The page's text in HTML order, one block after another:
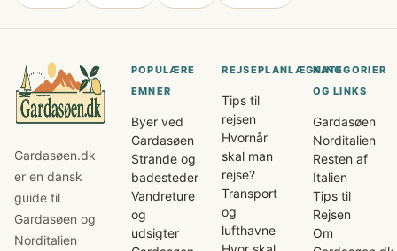
Gardasøen.dk
er en dansk
guide til
Gardasøen og
Norditalien
POPULÆRE
EMNER
Byer ved
Gardasøen
Strande og
badesteder
Vandreture
og
udsigter
REJSEPLANLÆGNING
Tips til
rejsen
Hvornår
skal man
rejse?
Transport
og
lufthavne
KATEGORIER
OG LINKS
Gardasøen
Norditalien
Resten af
Italien
Tips til
Rejsen
Om